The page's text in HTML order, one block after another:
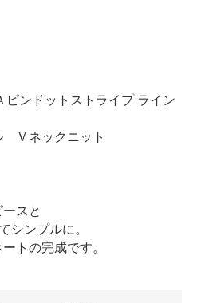
ピンドットストライプ ライン
Ｖネックニット
スと
シンプルに。
トの完成です。